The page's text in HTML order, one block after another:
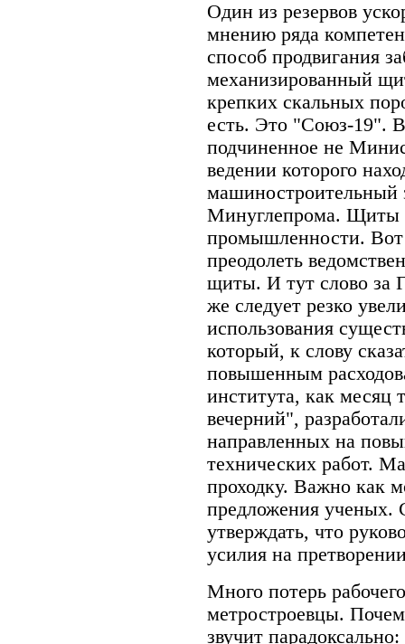
Один из резервов
мнению ряда
способ продвигания
механизированный
крепких скальных
есть. Это "Союз-19".
подчиненное не
ведении которого
машиностроительный
Минуглепрома. Щиты
промышленности. Вот
преодолеть
щиты. И тут слово за
же следует резко
использования
который, к слову
повышенным
института, как месяц
вечерний",
направленных на
технических работ.
проходку. Важно как
предложения ученых.
утверждать, что
усилия на
Много потерь
метростроевцы.
звучит